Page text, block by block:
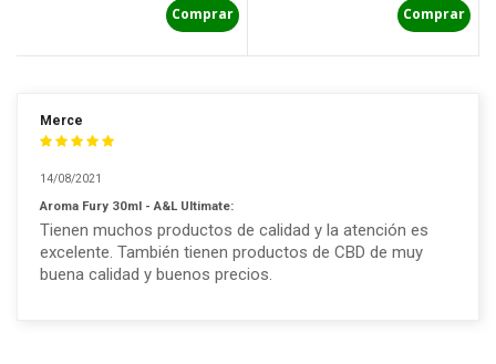
Comprar Comprar
Merce
14/08/2021
Aroma Fury 30ml - A&L Ultimate:
Tienen muchos productos de calidad y la atención es
excelente. También tienen productos de CBD de muy
buena calidad y buenos precios.